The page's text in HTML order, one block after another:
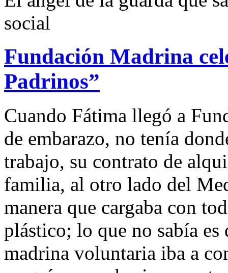
social
Fundación Madrina
Padrinos”
Cuando Fátima llegó a
de embarazo, no tenía
trabajo, su contrato de
familia, al otro lado del
manera que cargaba con
plástico; lo que no sabía es
madrina voluntaria iba a